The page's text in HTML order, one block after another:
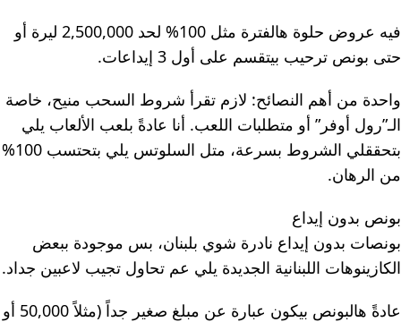
فيه عروض حلوة هالفترة مثل 100% لحد 2,500,000 ليرة أو
حتى بونص ترحيب بيتقسم على أول 3 إيداعات.
واحدة من أهم النصائح: لازم تقرأ شروط السحب منيح، خاصة
الـ”رول أوفر” أو متطلبات اللعب. أنا عادةً بلعب الألعاب يلي
بتحققلي الشروط بسرعة، متل السلوتس يلي بتحتسب 100%
من الرهان.
بونص بدون إيداع
بونصات بدون إيداع نادرة شوي بلبنان، بس موجودة ببعض
الكازينوهات اللبنانية الجديدة يلي عم تحاول تجيب لاعبين جداد.
عادةً هالبونص بيكون عبارة عن مبلغ صغير جداً (مثلاً 50,000 أو